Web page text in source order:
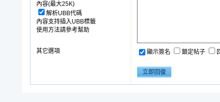
內容(最大25K)
解析UBB代碼
內容支持插入UBB標籤
使用方法請參考幫助
其它選項 顯示簽名 鎖定帖子